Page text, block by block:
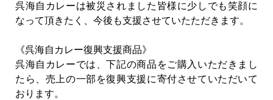
呉海自カレーは被災されました皆様に少しでも笑顔に
なって頂きたく、今後も支援させていたただきます。
《呉海自カレー復興支援商品》
呉海自カレーでは、下記の商品をご購入いただきまし
たら、売上の一部を復興支援に寄付させていただいて
おります。